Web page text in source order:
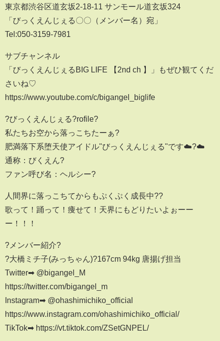
東京都渋谷区道玄坂2-18-11 サンモール道玄坂324
「びっくえんじぇる〇〇（メンバー名）宛」
Tel:050-3159-7981
サブチャンネル
「びっくえんじぇるBIG LIFE 【2nd ch 】」もぜひ観てくだ
さいね♡
https://www.youtube.com/c/bigangel_biglife
?びっくえんじぇる?︎rofile?
私たちお空から落っこちたーぁ?
肥満落下系堕天使アイドル"びっくえんじぇる"です☁️?☁️
通称：びくえん?
ファン呼び名：ヘルシー?
人間界に落っこちてからもぷくぷく成長中??
歌って！踊って！痩せて！天界にもどりたいよぉーー
ー！！！
?メンバー紹介?
?大橋ミチ子(みっちゃん)?167cm 94kg 唐揚げ担当
Twitter➡︎ @bigangel_M
https://twitter.com/bigangel_m
Instagram➡︎ @ohashimichiko_official
https://www.instagram.com/ohashimichiko_official/
TikTok➡︎ https://vt.tiktok.com/ZSetGNPEL/